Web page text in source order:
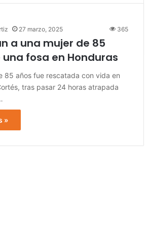
27 marzo, 2025 365
a una mujer de 85
una fosa en Honduras
85 años fue rescatada con vida en
tras pasar 24 horas atrapada
»